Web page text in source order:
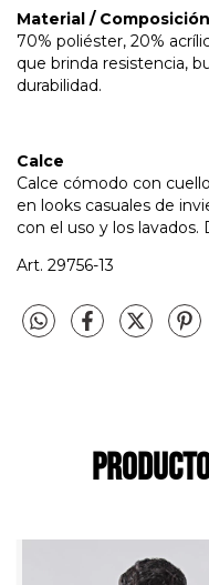
Material / Composición
70% poliéster, 20%
que brinda resistencia,
durabilidad.
Calce
Calce cómodo con
en looks casuales de
con el uso y los
Art. 29756-13